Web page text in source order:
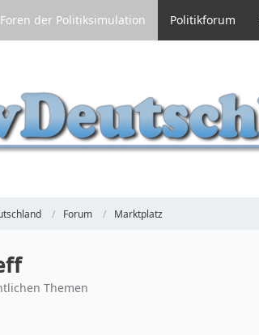
Foren der Politiksimulation Politikforum
Forum Marktplatz
Themen